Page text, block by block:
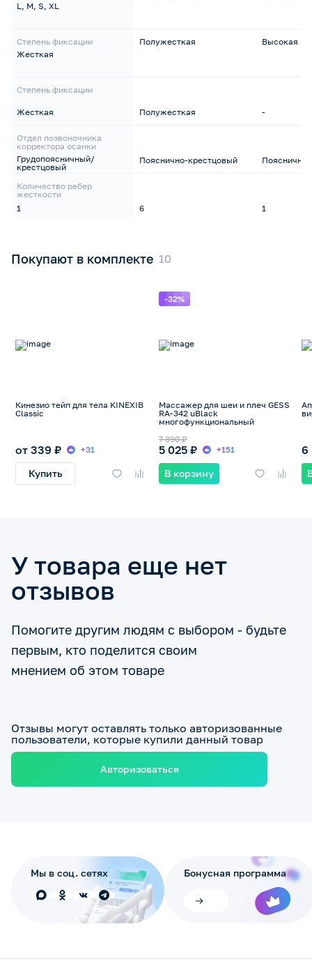
L, M, S, XL
Степень фиксации
Жесткая
Степень фиксации
Жесткая
Отдел позвоночника
корректора осанки
Грудопоясничный/
крестцовый
Количество ребер
жесткости
1
Полужесткая
Полужесткая
Пояснично-крестцовый
6
Высокая
-
1
Покупают в комплекте
Кинезио тейп для тела KINEXIB
Classic
от 339 ₽ +31
Купить
-32%
Массажер для шеи и плеч GESS
RA-342 uBlack
многофункциональный
5 025 ₽
7 390 ₽
+151
В корзину
6
У товара еще нет
отзывов
Помогите другим людям с выбором - будьте
первым, кто поделится своим
мнением об этом товаре
Отзывы могут оставлять только авторизованные
пользователи, которые купили данный товар
Авторизоваться
Мы в соц. сетях Бонусная программа